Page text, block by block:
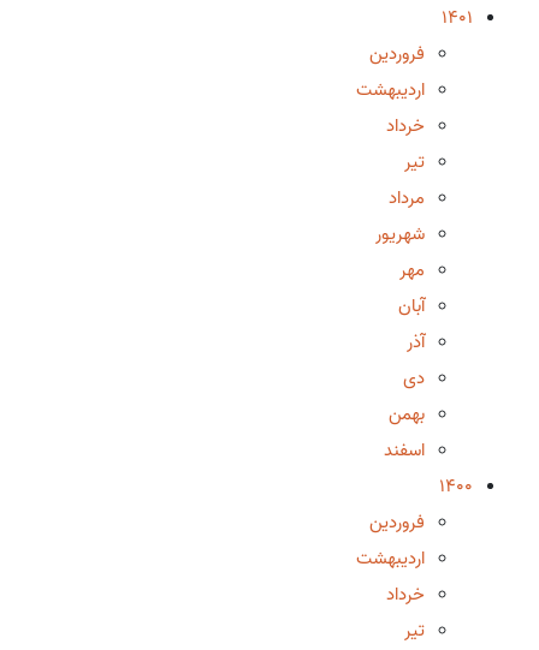
1401
فروردین
اردیبهشت
خرداد
تیر
مرداد
شهریور
مهر
آبان
آذر
دی
بهمن
اسفند
1400
فروردین
اردیبهشت
خرداد
تیر